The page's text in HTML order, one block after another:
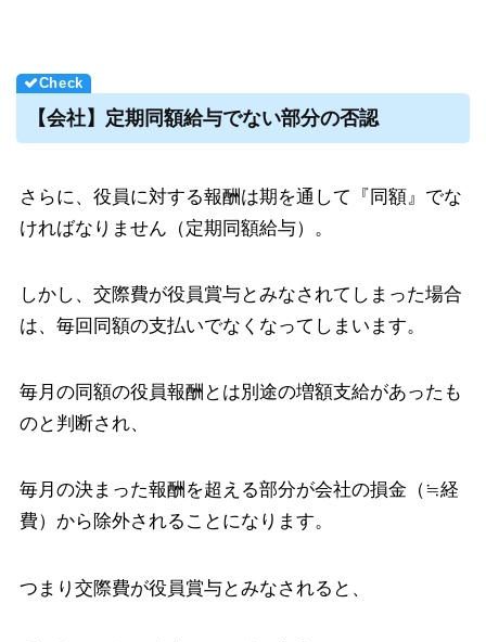
【会社】定期同額給与でない部分の否認
さらに、役員に対する報酬は期を通して『同額』でな
ければなりません（定期同額給与）。
しかし、交際費が役員賞与とみなされてしまった場合
は、毎回同額の支払いでなくなってしまいます。
毎月の同額の役員報酬とは別途の増額支給があったも
のと判断され、
毎月の決まった報酬を超える部分が会社の損金（≒経
費）から除外されることになります。
つまり交際費が役員賞与とみなされると、